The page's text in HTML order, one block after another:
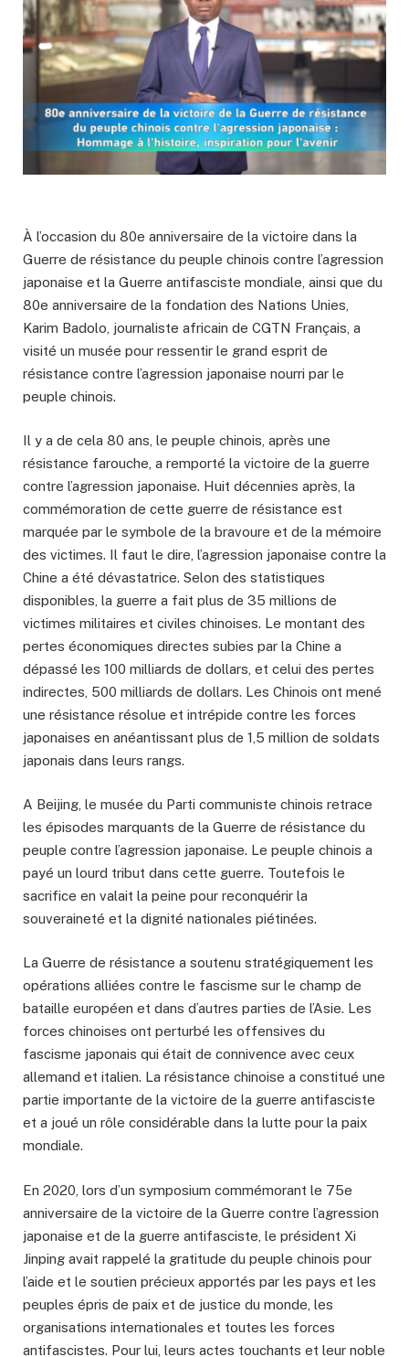
À l’occasion du 80e anniversaire de la victoire dans la
Guerre de résistance du peuple chinois contre l’agression
japonaise et la Guerre antifasciste mondiale, ainsi que du
80e anniversaire de la fondation des Nations Unies,
Karim Badolo, journaliste africain de CGTN Français, a
visité un musée pour ressentir le grand esprit de
résistance contre l’agression japonaise nourri par le
peuple chinois.
Il y a de cela 80 ans, le peuple chinois, après une
résistance farouche, a remporté la victoire de la guerre
contre l’agression japonaise. Huit décennies après, la
commémoration de cette guerre de résistance est
marquée par le symbole de la bravoure et de la mémoire
des victimes. Il faut le dire, l’agression japonaise contre la
Chine a été dévastatrice. Selon des statistiques
disponibles, la guerre a fait plus de 35 millions de
victimes militaires et civiles chinoises. Le montant des
pertes économiques directes subies par la Chine a
dépassé les 100 milliards de dollars, et celui des pertes
indirectes, 500 milliards de dollars. Les Chinois ont mené
une résistance résolue et intrépide contre les forces
japonaises en anéantissant plus de 1,5 million de soldats
japonais dans leurs rangs.
A Beijing, le musée du Parti communiste chinois retrace
les épisodes marquants de la Guerre de résistance du
peuple contre l’agression japonaise. Le peuple chinois a
payé un lourd tribut dans cette guerre. Toutefois le
sacrifice en valait la peine pour reconquérir la
souveraineté et la dignité nationales piétinées.
La Guerre de résistance a soutenu stratégiquement les
opérations alliées contre le fascisme sur le champ de
bataille européen et dans d’autres parties de l’Asie. Les
forces chinoises ont perturbé les offensives du
fascisme japonais qui était de connivence avec ceux
allemand et italien. La résistance chinoise a constitué une
partie importante de la victoire de la guerre antifasciste
et a joué un rôle considérable dans la lutte pour la paix
mondiale.
En 2020, lors d’un symposium commémorant le 75e
anniversaire de la victoire de la Guerre contre l’agression
japonaise et de la guerre antifasciste, le président Xi
Jinping avait rappelé la gratitude du peuple chinois pour
l’aide et le soutien précieux apportés par les pays et les
peuples épris de paix et de justice du monde, les
organisations internationales et toutes les forces
antifascistes. Pour lui, leurs actes touchants et leur noble